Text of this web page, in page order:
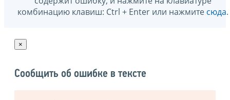
комбинацию клавиш: Ctrl + Enter или нажмите сюда.
×
Сообщить об ошибке в тексте